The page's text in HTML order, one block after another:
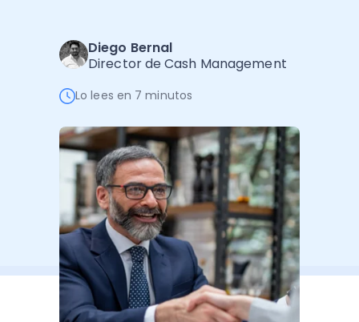
Ver todo
Ver Todo
Diego Bernal
Director de Cash Management
Lo lees en 7 minutos